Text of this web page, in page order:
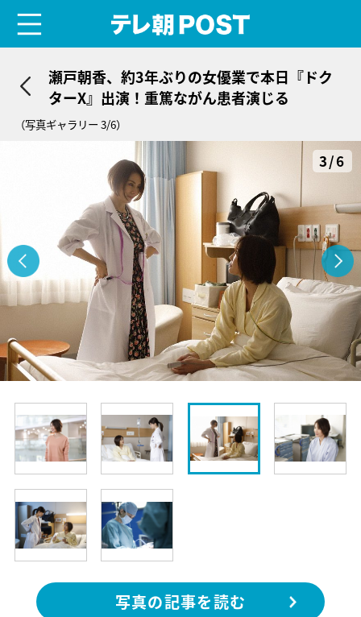
瀬戸朝香、約3年ぶりの女優業で本日『ドク
ターX』出演！重篤ながん患者演じる
（写真ギャラリー 3/6）
3/6
写真の記事を読む